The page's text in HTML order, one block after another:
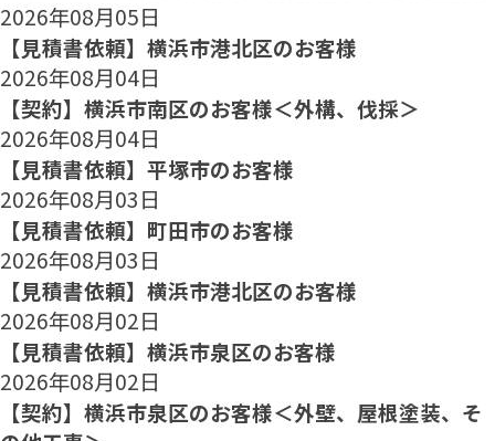
2026年08月05日
【見積書依頼】横浜市港北区のお客様
2026年08月04日
【契約】横浜市南区のお客様＜外構、伐採＞
2026年08月04日
【見積書依頼】平塚市のお客様
2026年08月03日
【見積書依頼】町田市のお客様
2026年08月03日
【見積書依頼】横浜市港北区のお客様
2026年08月02日
【見積書依頼】横浜市泉区のお客様
2026年08月02日
【契約】横浜市泉区のお客様＜外壁、屋根塗装、そ